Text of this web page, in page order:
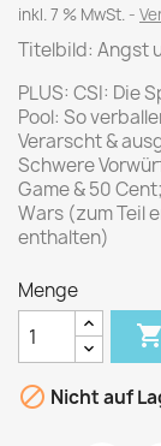
inkl. 7 % MwSt.
Titelbild: Angst
PLUS: CSI: Die
Pool: So
Verarscht &
Schwere
Game & 50
Wars (zum Teil
enthalten)
Menge

 Nicht auf